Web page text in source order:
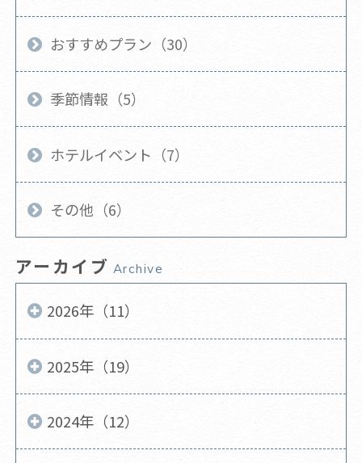
おすすめプラン（30）
季節情報（5）
ホテルイベント（7）
その他（6）
アーカイブ Archive
2026年（11）
2025年（19）
2024年（12）